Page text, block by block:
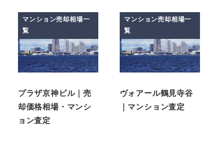
マンション売却相場一
覧
プラザ京神ビル｜売
却価格相場・マンシ
ョン査定
マンション売却相場一
覧
ヴォアール鶴見寺谷
｜マンション査定